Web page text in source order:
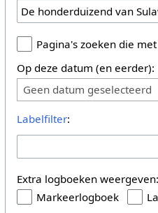
Pagina's zoeken die
Op deze datum (en eerder):
Geen datum geselecteerd
Labelfilter:
Extra logboeken weergeven:
Markeerlogboek